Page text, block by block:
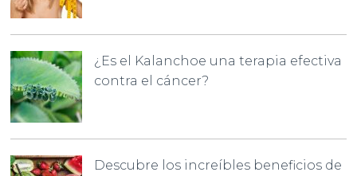
¿Es el Kalanchoe una terapia efectiva
contra el cáncer?
Descubre los increíbles beneficios de